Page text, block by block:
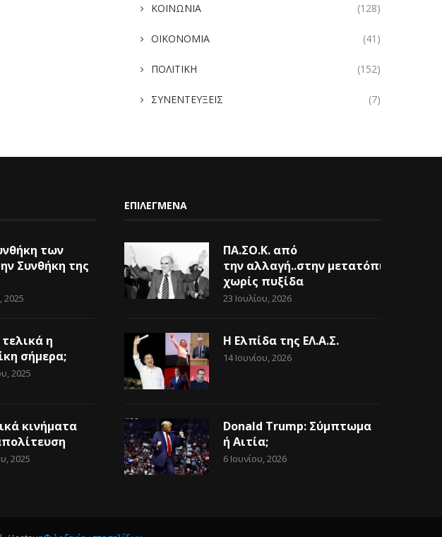
ΚΟΙΝΩΝΙΑ (128)
ΟΙΚΟΝΟΜΙΑ (41)
ΠΟΛΙΤΙΚΗ (152)
ΣΥΝΕΝΤΕΥΞΕΙΣ (7)
των
Συνθήκη της
2025
τελικά η
σήμερα;
2025
κινήματα
2025
ΕΠΙΛΕΓΜΕΝΑ
ΠΑ.ΣΟ.Κ. από
την αλλαγή..στην μετατόπιση
χωρίς πυξίδα
23 Ιουλίου, 2026
Η Ελπίδα της ΕΛ.Α.Σ.
14 Ιουνίου, 2026
Donald Trump: Σύμπτωμα
ή Αιτία;
6 Ιουνίου, 2026